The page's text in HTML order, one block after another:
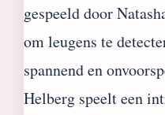
gespeeld door
om leugens te
spannend en
Helberg speelt een